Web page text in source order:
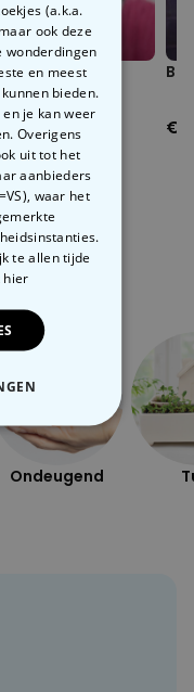
Zeep
€
dingen
Ondeugend
(a.k.a.
ook deze
wonderdingen
en meest
bieden.
en je kan weer
Overigens
uit tot het
aanbieders
waar het
te allen tijde
hier